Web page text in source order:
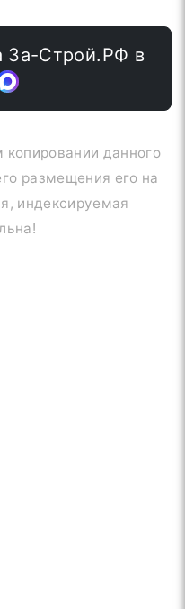
За-Строй.РФ в
данного
размещения его на
индексируемая